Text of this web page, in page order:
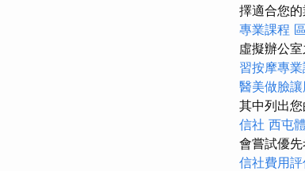
擇適合您
專業課程
虛擬辦公
習按摩專
醫美做臉
其中列出
信社 西屯
會嘗試優
信社費用